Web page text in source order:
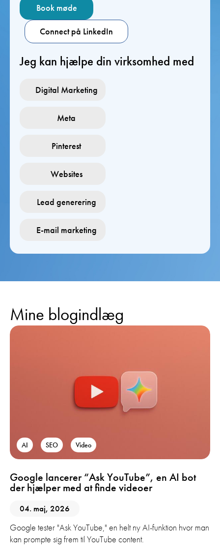
Book møde
Connect på LinkedIn
Jeg kan hjælpe din virksomhed med
Digital Marketing
Meta
Pinterest
Websites
Lead generering
E-mail marketing
Mine blogindlæg
AI SEO Video
Google lancerer “Ask YouTube”, en AI bot
der hjælper med at finde videoer
04. maj, 2026
Google tester "Ask YouTube," en helt ny AI-funktion hvor man
kan prompte sig frem til YouTube content.